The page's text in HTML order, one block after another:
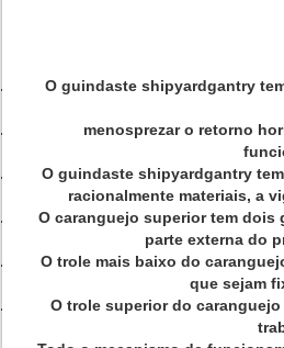
O guindaste shipyardgantry
menosprezar o retorno
O guindaste shipyardgantry
racionalmente materiais, a
O caranguejo superior tem dois
parte externa do
O trole mais baixo do
que sejam
O trole superior do caranguejo